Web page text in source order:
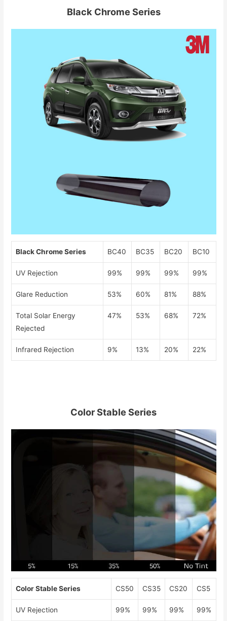
Black Chrome Series
Black Chrome Series BC40 BC35 BC20 BC10
UV Rejection 99% 99% 99% 99%
Glare Reduction 53% 60% 81% 88%
Total Solar Energy
Rejected
47% 53% 68% 72%
Infrared Rejection 9% 13% 20% 22%
Color Stable Series
Color Stable Series CS50 CS35 CS20 CS5
UV Rejection 99% 99% 99% 99%